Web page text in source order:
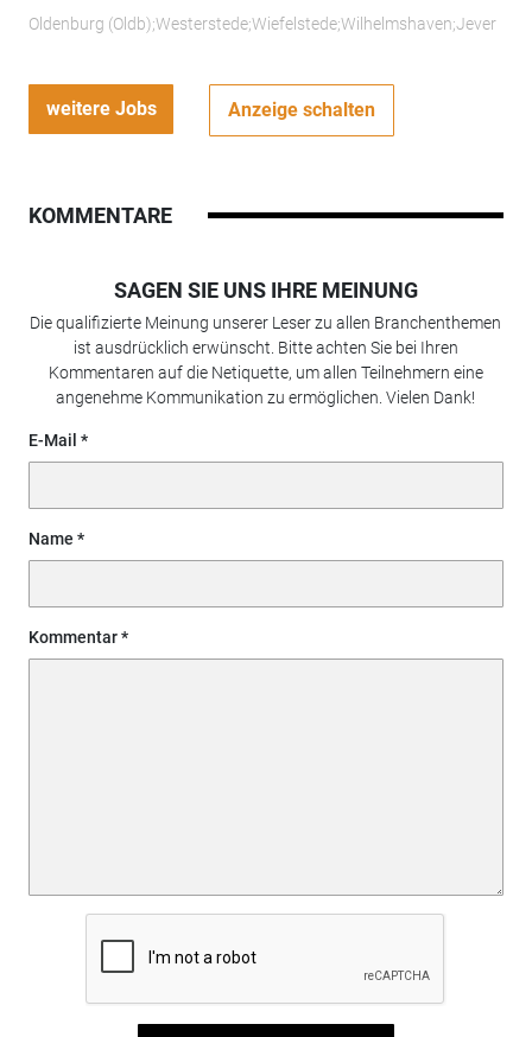
Oldenburg (Oldb);Westerstede;Wiefelstede;Wilhelmshaven;Jever
weitere Jobs Anzeige schalten
KOMMENTARE
SAGEN SIE UNS IHRE MEINUNG
Die qualifizierte Meinung unserer Leser zu allen Branchenthemen
ist ausdrücklich erwünscht. Bitte achten Sie bei Ihren
Kommentaren auf die Netiquette, um allen Teilnehmern eine
angenehme Kommunikation zu ermöglichen. Vielen Dank!
E-Mail
Name
Kommentar